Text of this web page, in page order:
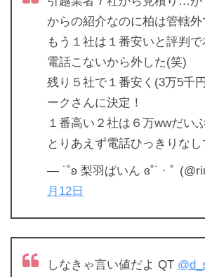
からの紹介なのに柏は管轄
もう１社は１番安いと評判
電話こないから外した(笑)
残り５社で１番安く(3万5千
ークさんに決定！
１番高い２社は６万wwだい
とりあえず電話ひっきりなし
— ˙˚ʚ 梨羽ぱいん ɞ˚˙ · ﾟ
月12日
しなきゃ言い値だよ QT